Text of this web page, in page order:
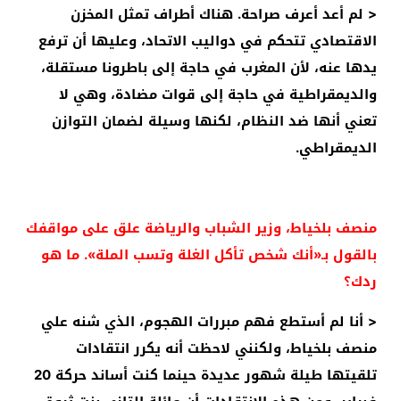
< لم أعد أعرف صراحة. هناك أطراف تمثل المخزن
الاقتصادي تتحكم في دواليب الاتحاد، وعليها أن ترفع
يدها عنه، لأن المغرب في حاجة إلى باطرونا مستقلة،
والديمقراطية في حاجة إلى قوات مضادة، وهي لا
تعني أنها ضد النظام، لكنها وسيلة لضمان التوازن
الديمقراطي.
منصف بلخياط، وزير الشباب والرياضة علق على مواقفك
بالقول بـ«أنك شخص تأكل الغلة وتسب الملة». ما هو
ردك؟
< أنا لم أستطع فهم مبررات الهجوم، الذي شنه علي
منصف بلخياط، ولكنني لاحظت أنه يكرر انتقادات
تلقيتها طيلة شهور عديدة حينما كنت أساند حركة 20